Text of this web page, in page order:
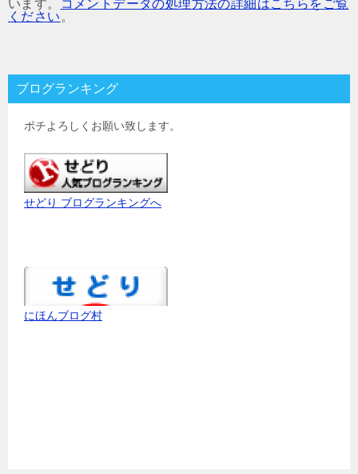
います。
コメントデータの処理方法の詳細はこちらをご覧
ください 。
ブログランキング
ポチよろしくお願い致します。
せどり ブログランキングへ
にほんブログ村